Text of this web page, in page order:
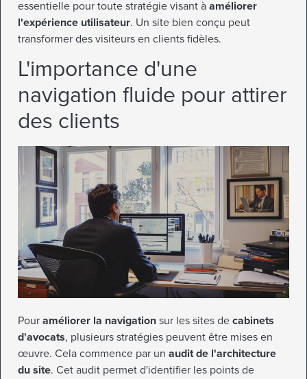
essentielle pour toute stratégie visant à améliorer
l'expérience utilisateur. Un site bien conçu peut
transformer des visiteurs en clients fidèles.
L'importance d'une
navigation fluide pour attirer
des clients
Pour améliorer la navigation sur les sites de cabinets
d'avocats, plusieurs stratégies peuvent être mises en
œuvre. Cela commence par un audit de l'architecture
du site. Cet audit permet d'identifier les points de